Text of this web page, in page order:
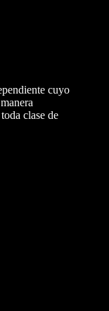
cuyo
clase de